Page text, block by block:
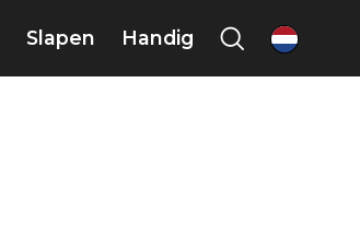
Slapen Handig nl